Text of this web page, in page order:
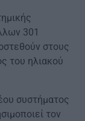
301
στους
του ηλιακού
συστήματος
τον